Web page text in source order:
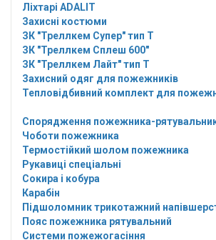
Ліхтарі ADALIT
Захисні костюми
ЗК "Треллкем Супер" тип Т
ЗК "Треллкем Сплеш 600"
ЗК "Треллкем Лайт" тип Т
Захисний одяг для пожежників
Тепловідбивний комплект для
Спорядження пожежника-
Чоботи пожежника
Термостійкий шолом пожежника
Рукавиці спеціальні
Сокира і кобура
Карабін
Підшоломник трикотажний
Пояс пожежника рятувальний
Системи пожежогасіння